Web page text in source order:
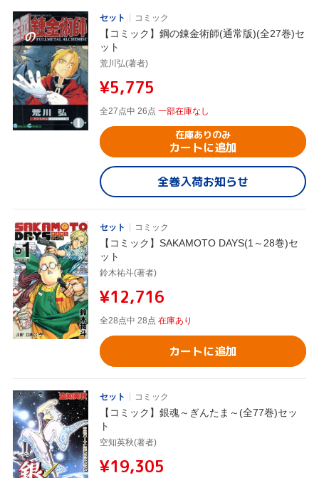
セット コミック
【コミック】鋼の錬金術師(通常版)(全27巻)セ
ット
荒川弘(著者)
¥5,775
全27点中 26点 一部在庫なし
在庫ありのみ
カートに追加
全巻入荷お知らせ
セット コミック
【コミック】SAKAMOTO DAYS(1～28巻)セ
ット
鈴木祐斗(著者)
¥12,716
全28点中 28点 在庫あり
カートに追加
セット コミック
【コミック】銀魂～ぎんたま～(全77巻)セッ
ト
空知英秋(著者)
¥19,305